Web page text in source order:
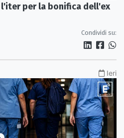
per la bonifica dell'ex
Condividi su:
Ieri